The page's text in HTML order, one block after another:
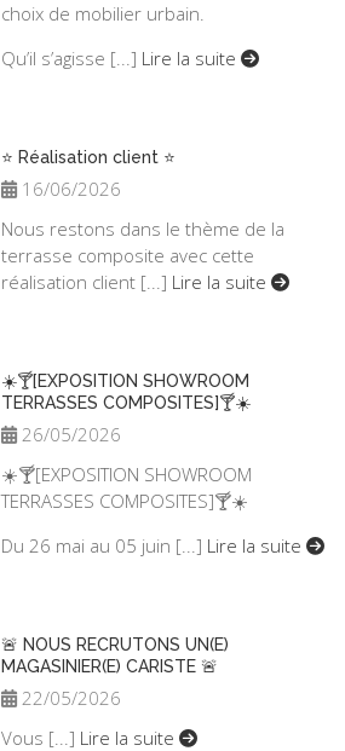
choix de mobilier urbain.
Qu’il s’agisse [...] Lire la suite
⭐ Réalisation client ⭐
16/06/2026
Nous restons dans le thème de la
terrasse composite avec cette
réalisation client [...] Lire la suite
☀️🍸[EXPOSITION SHOWROOM
TERRASSES COMPOSITES]🍸☀️
26/05/2026
☀️🍸[EXPOSITION SHOWROOM
TERRASSES COMPOSITES]🍸☀️
Du 26 mai au 05 juin [...] Lire la suite
🚨 NOUS RECRUTONS UN(E)
MAGASINIER(E) CARISTE 🚨
22/05/2026
Vous [...] Lire la suite